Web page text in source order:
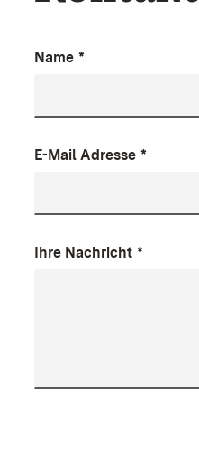
Name *
E-Mail Adresse *
Ihre Nachricht *